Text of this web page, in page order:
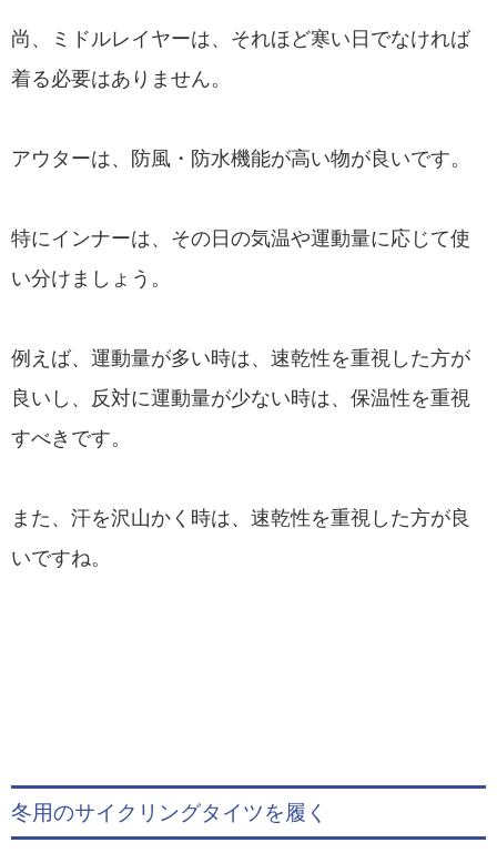
尚、ミドルレイヤーは、それほど寒い日でなければ
着る必要はありません。
アウターは、防風・防水機能が高い物が良いです。
特にインナーは、その日の気温や運動量に応じて使
い分けましょう。
例えば、運動量が多い時は、速乾性を重視した方が
良いし、反対に運動量が少ない時は、保温性を重視
すべきです。
また、汗を沢山かく時は、速乾性を重視した方が良
いですね。
冬用のサイクリングタイツを履く